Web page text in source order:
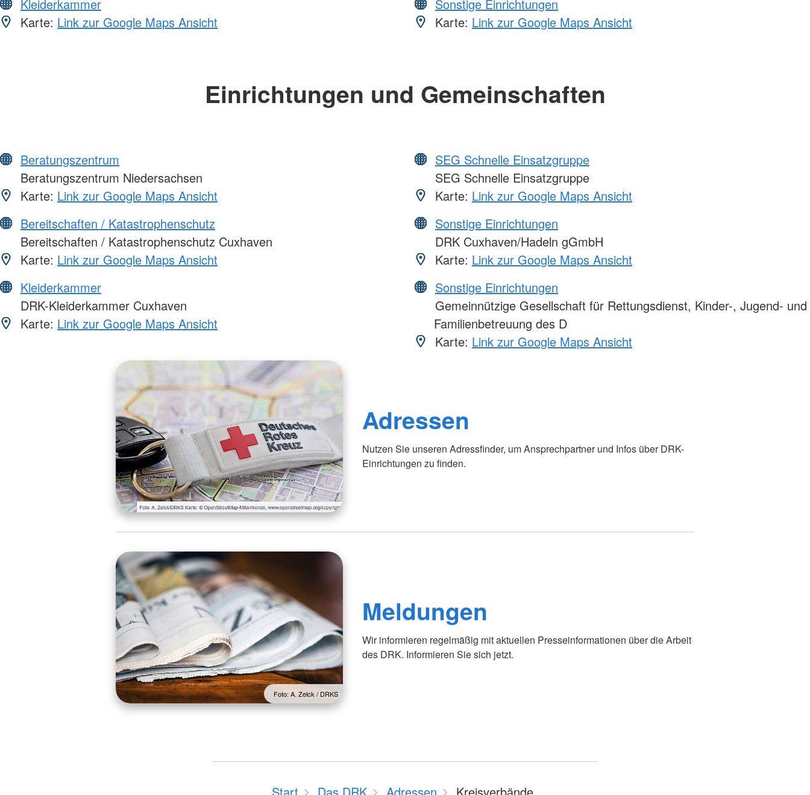
Kleiderkammer
Karte: Link zur Google Maps Ansicht
Sonstige Einrichtungen
Karte: Link zur Google Maps Ansicht
Einrichtungen und Gemeinschaften
Beratungszentrum
Beratungszentrum Niedersachsen
Karte: Link zur Google Maps Ansicht
Bereitschaften / Katastrophenschutz
Bereitschaften / Katastrophenschutz Cuxhaven
Karte: Link zur Google Maps Ansicht
Kleiderkammer
DRK-Kleiderkammer Cuxhaven
Karte: Link zur Google Maps Ansicht
SEG Schnelle Einsatzgruppe
SEG Schnelle Einsatzgruppe
Karte: Link zur Google Maps Ansicht
Sonstige Einrichtungen
DRK Cuxhaven/Hadeln gGmbH
Karte: Link zur Google Maps Ansicht
Sonstige Einrichtungen
Gemeinnützige Gesellschaft für Rettungsdienst, Kinder-, Jugend- und
Familienbetreuung des D
Karte: Link zur Google Maps Ansicht
Adressen
Nutzen Sie unseren Adressfinder, um Ansprechpartner und Infos über DRK-
Einrichtungen zu finden.
Foto: A. Zelck / DRKS
Meldungen
Wir informieren regelmäßig mit aktuellen Presseinformationen über die Arbeit
des DRK. Informieren Sie sich jetzt.